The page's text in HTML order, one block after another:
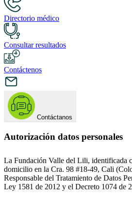
Directorio médico
Consultar resultados
Contáctenos
Contáctanos
Autorización datos personales
La Fundación Valle del Lili, identificada
domicilio en la Cra. 98 #18-49, Cali
Responsable del Tratamiento de Datos
Ley 1581 de 2012 y el Decreto 1074 de